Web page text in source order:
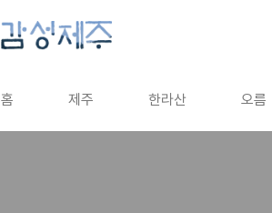
홈 제주 한라산 오름